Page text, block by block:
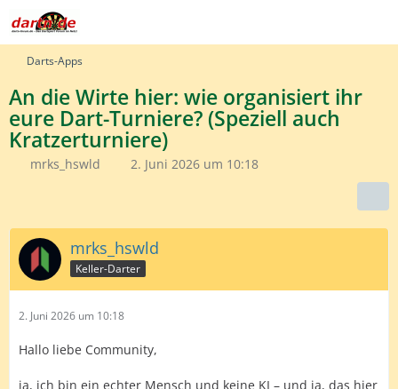
Darts-Apps
An die Wirte hier: wie organisiert ihr
eure Dart-Turniere? (Speziell auch
Kratzerturniere)
mrks_hswld 2. Juni 2026 um 10:18
mrks_hswld
Keller-Darter
2. Juni 2026 um 10:18
Hallo liebe Community,
ja, ich bin ein echter Mensch und keine KI – und ja, das hier